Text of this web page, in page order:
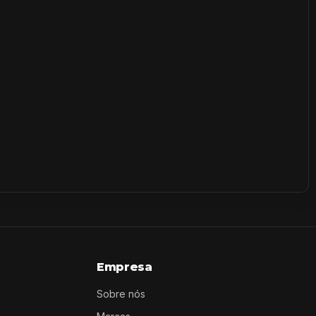
Empresa
Sobre nós